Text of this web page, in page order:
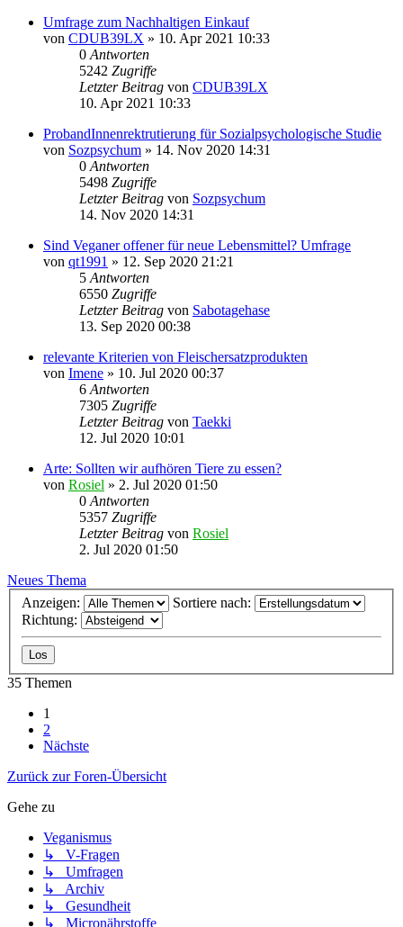
Umfrage zum Nachhaltigen Einkauf
von CDUB39LX » 10. Apr 2021 10:33
0 Antworten
5242 Zugriffe
Letzter Beitrag von CDUB39LX
10. Apr 2021 10:33
ProbandInnenrektrutierung für Sozialpsychologische Studie
von Sozpsychum » 14. Nov 2020 14:31
0 Antworten
5498 Zugriffe
Letzter Beitrag von Sozpsychum
14. Nov 2020 14:31
Sind Veganer offener für neue Lebensmittel? Umfrage
von qt1991 » 12. Sep 2020 21:21
5 Antworten
6550 Zugriffe
Letzter Beitrag von Sabotagehase
13. Sep 2020 00:38
relevante Kriterien von Fleischersatzprodukten
von Imene » 10. Jul 2020 00:37
6 Antworten
7305 Zugriffe
Letzter Beitrag von Taekki
12. Jul 2020 10:01
Arte: Sollten wir aufhören Tiere zu essen?
von Rosiel » 2. Jul 2020 01:50
0 Antworten
5357 Zugriffe
Letzter Beitrag von Rosiel
2. Jul 2020 01:50
Neues Thema
Anzeigen:
Sortiere nach:
Richtung:
35 Themen
1
2
Nächste
Zurück zur Foren-Übersicht
Gehe zu
Veganismus
↳ V-Fragen
↳ Umfragen
↳ Archiv
↳ Gesundheit
↳ Micronährstoffe